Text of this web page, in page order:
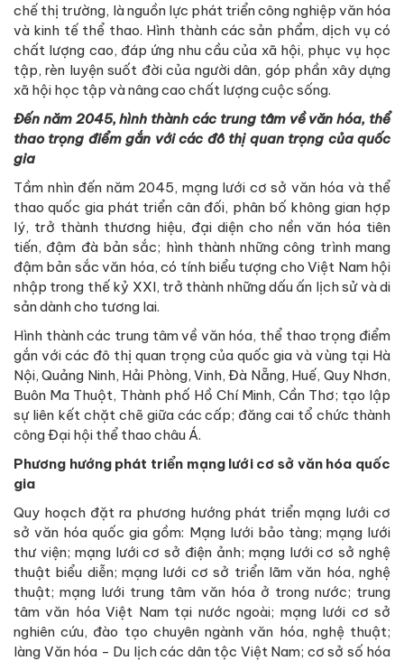
chế thị trường, là nguồn lực phát triển công nghiệp văn hóa
và kinh tế thể thao. Hình thành các sản phẩm, dịch vụ có
chất lượng cao, đáp ứng nhu cầu của xã hội, phục vụ học
tập, rèn luyện suốt đời của người dân, góp phần xây dựng
xã hội học tập và nâng cao chất lượng cuộc sống.
Đến năm 2045, hình thành các trung tâm về văn hóa, thể
thao trọng điểm gắn với các đô thị quan trọng của quốc
gia
Tầm nhìn đến năm 2045, mạng lưới cơ sở văn hóa và thể
thao quốc gia phát triển cân đối, phân bố không gian hợp
lý, trở thành thương hiệu, đại diện cho nền văn hóa tiên
tiến, đậm đà bản sắc; hình thành những công trình mang
đậm bản sắc văn hóa, có tính biểu tượng cho Việt Nam hội
nhập trong thế kỷ XXI, trở thành những dấu ấn lịch sử và di
sản dành cho tương lai.
Hình thành các trung tâm về văn hóa, thể thao trọng điểm
gắn với các đô thị quan trọng của quốc gia và vùng tại Hà
Nội, Quảng Ninh, Hải Phòng, Vinh, Đà Nẵng, Huế, Quy Nhơn,
Buôn Ma Thuột, Thành phố Hồ Chí Minh, Cần Thơ; tạo lập
sự liên kết chặt chẽ giữa các cấp; đăng cai tổ chức thành
công Đại hội thể thao châu Á.
Phương hướng phát triển mạng lưới cơ sở văn hóa quốc
gia
Quy hoạch đặt ra phương hướng phát triển mạng lưới cơ
sở văn hóa quốc gia gồm: Mạng lưới bảo tàng; mạng lưới
thư viện; mạng lưới cơ sở điện ảnh; mạng lưới cơ sở nghệ
thuật biểu diễn; mạng lưới cơ sở triển lãm văn hóa, nghệ
thuật; mạng lưới trung tâm văn hóa ở trong nước; trung
tâm văn hóa Việt Nam tại nước ngoài; mạng lưới cơ sở
nghiên cứu, đào tạo chuyên ngành văn hóa, nghệ thuật;
làng Văn hóa - Du lịch các dân tộc Việt Nam; cơ sở số hóa